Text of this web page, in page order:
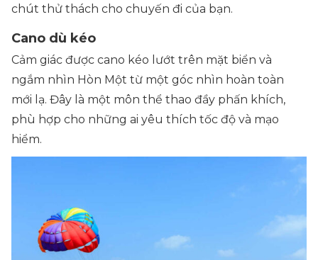
chút thử thách cho chuyến đi của bạn.
Cano dù kéo
Cảm giác được cano kéo lướt trên mặt biển và
ngắm nhìn Hòn Một từ một góc nhìn hoàn toàn
mới lạ. Đây là một môn thể thao đầy phấn khích,
phù hợp cho những ai yêu thích tốc độ và mạo
hiểm.